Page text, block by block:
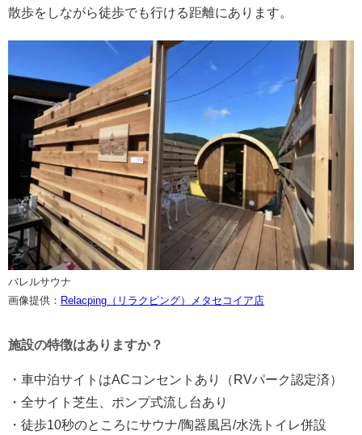
散歩をしながら徒歩でも行ける距離にあります。
バレルサウナ
画像提供： Relacping（リラクピング）メタセコイア店
施設の特徴はありますか？
・車中泊サイトはACコンセントあり（RVパーク認定済）
・全サイト芝生、ポンプ式流し台あり
・徒歩10秒のところにサウナ/陶器風呂/水洗トイレ併設